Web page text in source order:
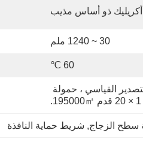
أكريليك ذو أساس مذيب
30 ~ 1240 ملم
60 ℃
سطح الزجاج, شريط حماية النافذة